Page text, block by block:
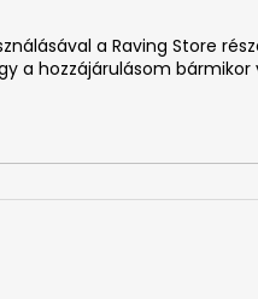
a Raving Store
a hozzájárulásom bármikor